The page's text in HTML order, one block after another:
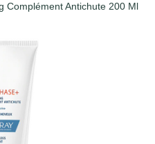
Complément Antichute 200 Ml